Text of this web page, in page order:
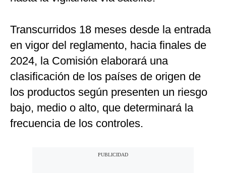
Transcurridos 18 meses desde la entrada
en vigor del reglamento, hacia finales de
2024, la Comisión elaborará una
clasificación de los países de origen de
los productos según presenten un riesgo
bajo, medio o alto, que determinará la
frecuencia de los controles.